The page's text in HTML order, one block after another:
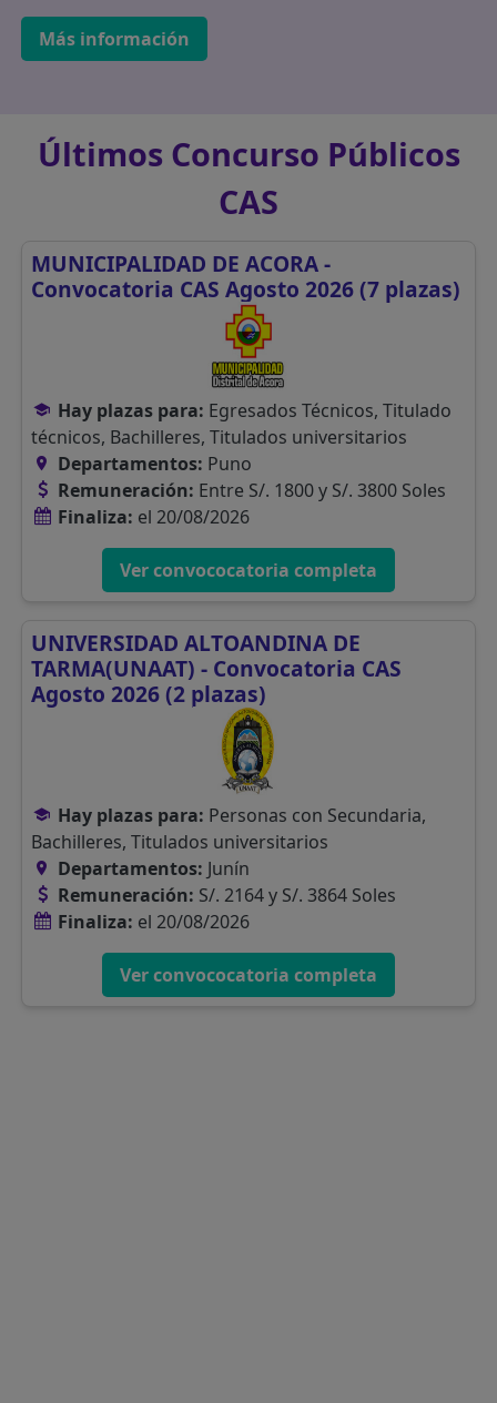
Más información
Últimos Concurso Públicos
CAS
MUNICIPALIDAD DE ACORA -
Convocatoria CAS Agosto 2026 (7 plazas)
Hay plazas para: Egresados Técnicos, Titulado
técnicos, Bachilleres, Titulados universitarios
Departamentos: Puno
Remuneración: Entre S/. 1800 y S/. 3800 Soles
Finaliza: el 20/08/2026
Ver convococatoria completa
UNIVERSIDAD ALTOANDINA DE
TARMA(UNAAT) - Convocatoria CAS
Agosto 2026 (2 plazas)
Hay plazas para: Personas con Secundaria,
Bachilleres, Titulados universitarios
Departamentos: Junín
Remuneración: S/. 2164 y S/. 3864 Soles
Finaliza: el 20/08/2026
Ver convococatoria completa